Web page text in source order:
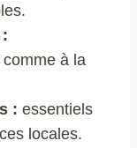
à la
: essentiels
locales.